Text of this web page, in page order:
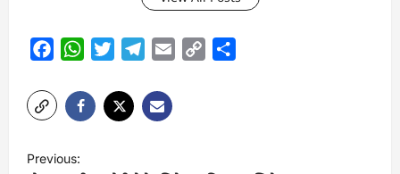
FacebookWhatsAppTwitterTelegram
Email
Copy
Previous: